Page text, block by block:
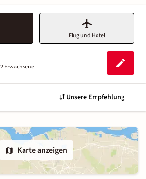
Flug und Hotel
2 Erwachsene
Unsere Empfehlung
Karte anzeigen